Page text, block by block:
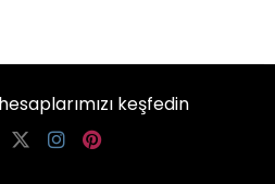
keşfedin